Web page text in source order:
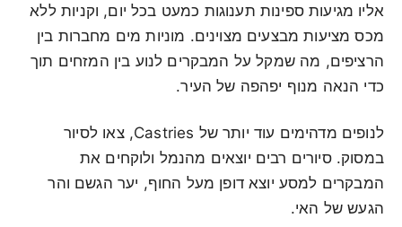
אליו מגיעות ספינות תענוגות כמעט בכל יום, וקניות ללא
מכס מציעות מבצעים מצוינים. מוניות מים מחברות בין
הרציפים, מה שמקל על המבקרים לנוע בין המזחים תוך
כדי הנאה מנוף יפהפה של העיר.
לנופים מדהימים עוד יותר של Castries, צאו לסיור
במסוק. סיורים רבים יוצאים מהנמל ולוקחים את
המבקרים למסע יוצא דופן מעל החוף, יער הגשם והר
הגעש של האי.